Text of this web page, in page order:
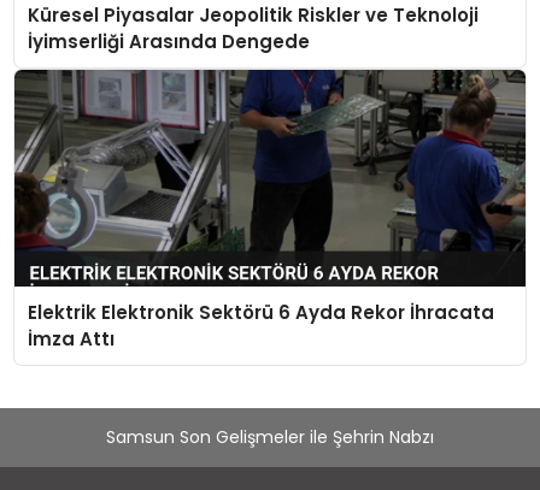
Küresel Piyasalar Jeopolitik Riskler ve Teknoloji
İyimserliği Arasında Dengede
Elektrik Elektronik Sektörü 6 Ayda Rekor İhracata
İmza Attı
Samsun Son Gelişmeler ile Şehrin Nabzı